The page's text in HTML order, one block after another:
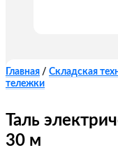
Главная / Складская
тележки
Таль
30 м